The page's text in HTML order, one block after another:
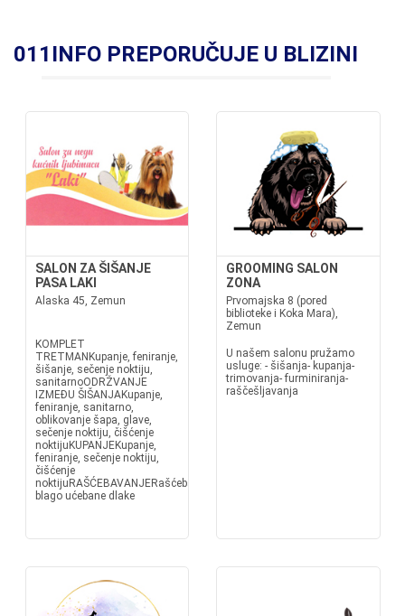
011INFO PREPORUČUJE U BLIZINI
SALON ZA ŠIŠANJE
PASA LAKI
Alaska 45, Zemun
KOMPLET
TRETMANKupanje, feniranje,
šišanje, sečenje noktiju,
sanitarnoODRŽVANJE
IZMEĐU ŠIŠANJAKupanje,
feniranje, sanitarno,
oblikovanje šapa, glave,
sečenje noktiju, čišćenje
noktijuKUPANJEKupanje,
feniranje, sečenje noktiju,
čišćenje
noktijuRAŠĆEBAVANJERašćebavanje
blago ućebane dlake
GROOMING SALON
ZONA
Prvomajska 8 (pored
biblioteke i Koka Mara),
Zemun
U našem salonu pružamo
usluge: - šišanja- kupanja-
trimovanja- furminiranja-
raščešljavanja